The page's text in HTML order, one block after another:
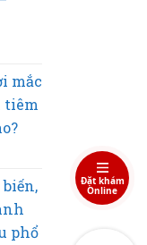
mắc
tiêm
phổ
Đặt khám
Online